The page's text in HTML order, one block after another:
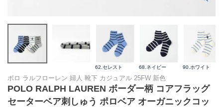
62.セレスト 68.ネイビー 90.ホワイト
ポロ ラルフローレン 婦人 靴下 カジュアル 25FW 新色
POLO RALPH LAUREN ボーダー柄 コアフラッグ
セーターベア刺しゅう ポロベア オーガニックコッ